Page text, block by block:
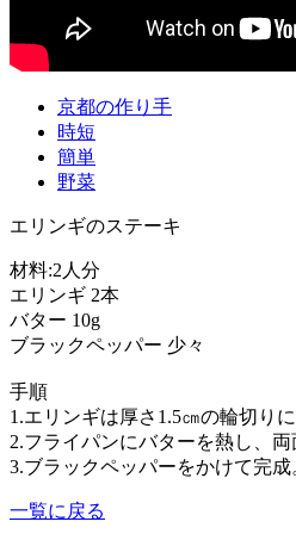
京都の作り手
時短
簡単
野菜
エリンギのステーキ
材料:2人分
エリンギ 2本
バター 10g
ブラックペッパー 少々
手順
1.エリンギは厚さ1.5㎝の輪切り
2.フライパンにバターを熱し、
3.ブラックペッパーをかけて完成
一覧に戻る